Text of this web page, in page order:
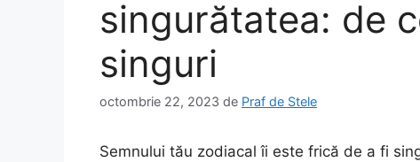
singurătatea: de
singuri
octombrie 22, 2023 de Praf de Stele
Semnului tău zodiacal îi este frică de a fi